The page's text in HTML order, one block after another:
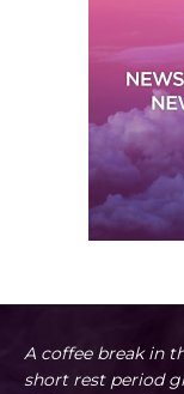
A coffee break in
short rest period